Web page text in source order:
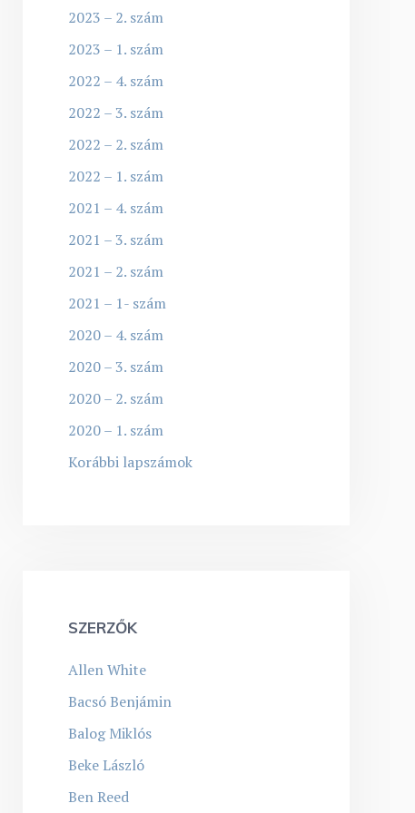
2023 – 2. szám
2023 – 1. szám
2022 – 4. szám
2022 – 3. szám
2022 – 2. szám
2022 – 1. szám
2021 – 4. szám
2021 – 3. szám
2021 – 2. szám
2021 – 1- szám
2020 – 4. szám
2020 – 3. szám
2020 – 2. szám
2020 – 1. szám
Korábbi lapszámok
SZERZŐK
Allen White
Bacsó Benjámin
Balog Miklós
Beke László
Ben Reed